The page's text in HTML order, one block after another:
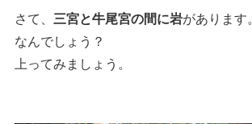
さて、 三宮と牛尾宮の間に岩があります。
なんでしょう？
上ってみましょう。